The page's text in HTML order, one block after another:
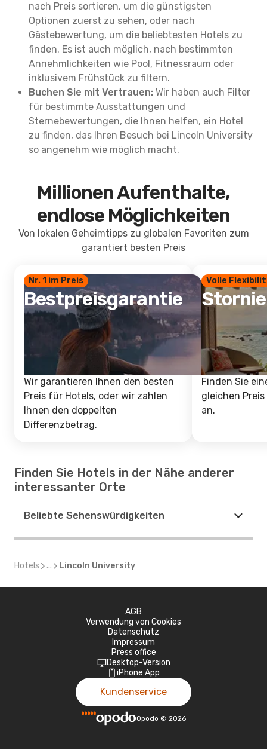
nach Preis sortieren, um die günstigsten
Optionen zuerst zu sehen, oder nach
Gästebewertung, um die beliebtesten Hotels zu
finden. Es ist auch möglich, nach bestimmten
Annehmlichkeiten wie Pool, Fitnessraum oder
inklusivem Frühstück zu filtern.
Buchen Sie mit Vertrauen: Wir haben auch Filter
für bestimmte Ausstattungen und
Sternebewertungen, die Ihnen helfen, ein Hotel
zu finden, das Ihren Besuch bei Lincoln University
so angenehm wie möglich macht.
Millionen Aufenthalte,
endlose Möglichkeiten
Von lokalen Geheimtipps zu globalen Favoriten zum
garantiert besten Preis
Nr. 1 im Preis
Bestpreisgarantie
Wir garantieren Ihnen den besten
Preis für Hotels, oder wir zahlen
Ihnen den doppelten
Differenzbetrag.
Volle
Finden Sie
gleichen
an.
Finden Sie Hotels in der Nähe anderer
interessanter Orte
Beliebte Sehenswürdigkeiten
Hotels ... Lincoln University
AGB
Verwendung von Cookies
Datenschutz
Impressum
Press office
Desktop-Version
iPhone App
Kundenservice
Opodo © 2026